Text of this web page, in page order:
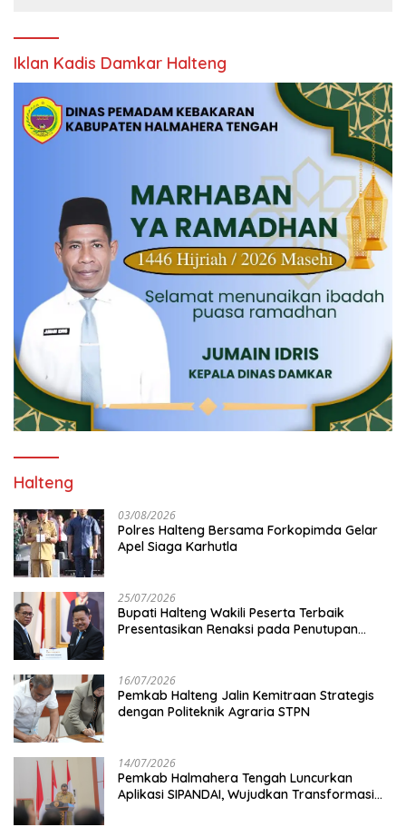
Iklan Kadis Damkar Halteng
Halteng
03/08/2026
Polres Halteng Bersama Forkopimda Gelar
Apel Siaga Karhutla
25/07/2026
Bupati Halteng Wakili Peserta Terbaik
Presentasikan Renaksi pada Penutupan
16/07/2026
Pemkab Halteng Jalin Kemitraan Strategis
dengan Politeknik Agraria STPN
14/07/2026
Pemkab Halmahera Tengah Luncurkan
Aplikasi SIPANDAI, Wujudkan Transformasi